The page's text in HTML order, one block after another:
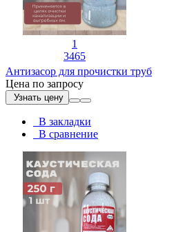
1
3465
Антизасор для прочистки труб
Цена по запросу
Узнать цену
В закладки
В сравнение